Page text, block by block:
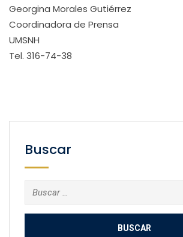
Georgina Morales Gutiérrez
Coordinadora de Prensa
UMSNH
Tel. 316-74-38
Buscar
Buscar: